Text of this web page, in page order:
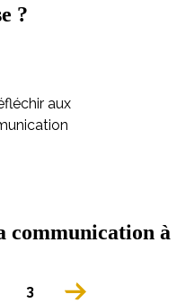
?
communication à
3